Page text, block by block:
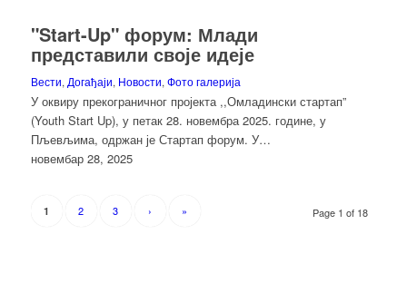
"Start-Up" форум: Млади
представили своје идеје
Вести, Догађаји, Новости, Фото галерија
У оквиру прекограничног пројекта ,,Омладински стартап”
(Youth Start Up), у петак 28. новембра 2025. године, у
Пљевљима, одржан је Стартап форум. У…
новембар 28, 2025
Page 1 of 18
1 2 3 › »